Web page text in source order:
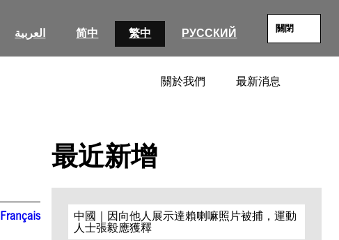
العربية 简中 繁中 РУССКИЙ 關閉
關於我們 最新消息
Français
最近新增
中國｜因向他人展示達賴喇嘛照片被捕，運動
人士張毅應獲釋